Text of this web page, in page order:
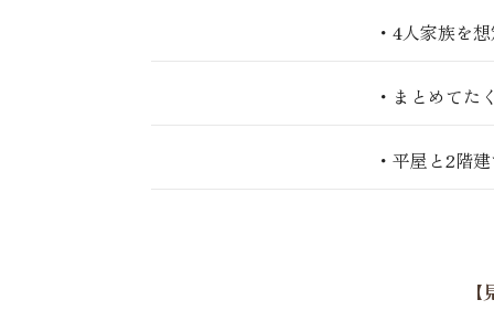
・4人家族を
・まとめてた
・平屋と2階